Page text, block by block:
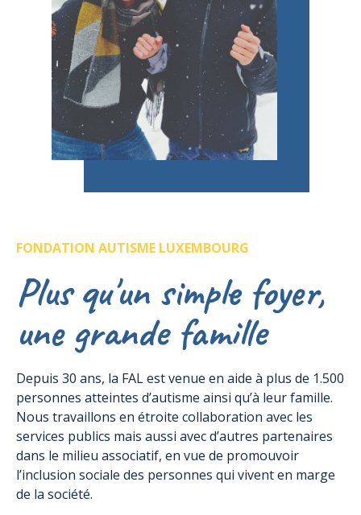
FONDATION AUTISME LUXEMBOURG
Plus qu'un simple foyer,
une grande famille
Depuis 30 ans, la FAL est venue en aide à plus de 1.500
personnes atteintes d’autisme ainsi qu’à leur famille.
Nous travaillons en étroite collaboration avec les
services publics mais aussi avec d’autres partenaires
dans le milieu associatif, en vue de promouvoir
l’inclusion sociale des personnes qui vivent en marge
de la société.